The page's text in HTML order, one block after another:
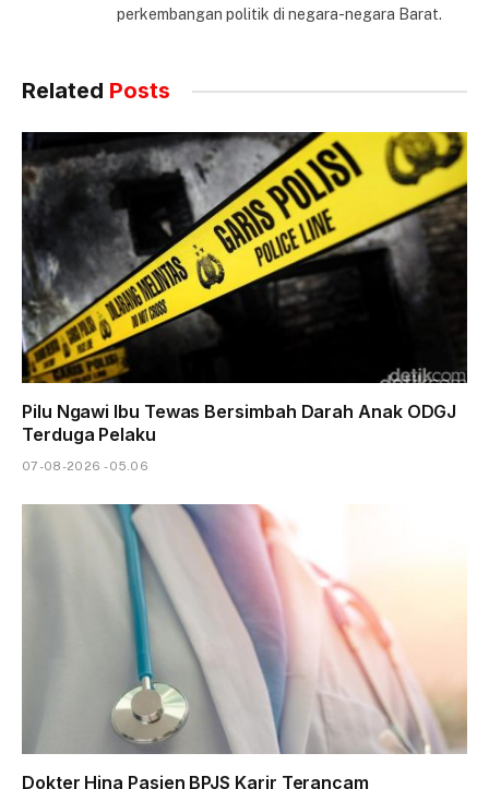
perkembangan politik di negara-negara Barat.
Related Posts
Pilu Ngawi Ibu Tewas Bersimbah Darah Anak ODGJ
Terduga Pelaku
07-08-2026 - 05.06
Dokter Hina Pasien BPJS Karir Terancam